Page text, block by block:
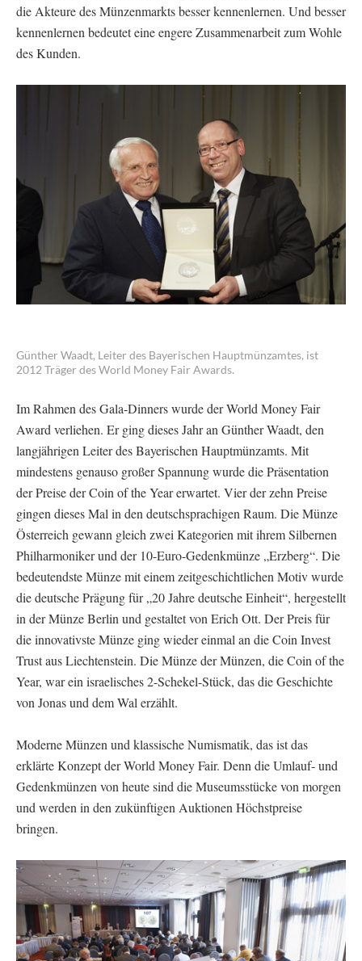
die Akteure des Münzenmarkts besser kennenlernen. Und besser
kennenlernen bedeutet eine engere Zusammenarbeit zum Wohle
des Kunden.
Günther Waadt, Leiter des Bayerischen Hauptmünzamtes, ist
2012 Träger des World Money Fair Awards.
Im Rahmen des Gala-Dinners wurde der World Money Fair
Award verliehen. Er ging dieses Jahr an Günther Waadt, den
langjährigen Leiter des Bayerischen Hauptmünzamts. Mit
mindestens genauso großer Spannung wurde die Präsentation
der Preise der Coin of the Year erwartet. Vier der zehn Preise
gingen dieses Mal in den deutschsprachigen Raum. Die Münze
Österreich gewann gleich zwei Kategorien mit ihrem Silbernen
Philharmoniker und der 10-Euro-Gedenkmünze „Erzberg“. Die
bedeutendste Münze mit einem zeitgeschichtlichen Motiv wurde
die deutsche Prägung für „20 Jahre deutsche Einheit“, hergestellt
in der Münze Berlin und gestaltet von Erich Ott. Der Preis für
die innovativste Münze ging wieder einmal an die Coin Invest
Trust aus Liechtenstein. Die Münze der Münzen, die Coin of the
Year, war ein israelisches 2-Schekel-Stück, das die Geschichte
von Jonas und dem Wal erzählt.
Moderne Münzen und klassische Numismatik, das ist das
erklärte Konzept der World Money Fair. Denn die Umlauf- und
Gedenkmünzen von heute sind die Museumsstücke von morgen
und werden in den zukünftigen Auktionen Höchstpreise
bringen.